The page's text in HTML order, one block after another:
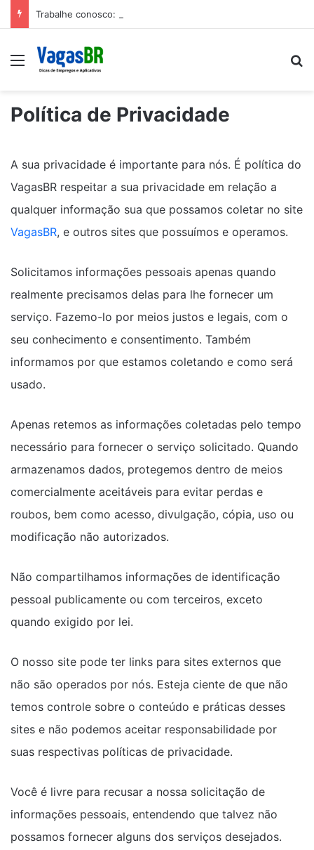
Trabalhe conosco: Vagas abertas na Petrobras
Menu
Política de Privacidade
A sua privacidade é importante para nós. É política do
VagasBR respeitar a sua privacidade em relação a
qualquer informação sua que possamos coletar no site
VagasBR, e outros sites que possuímos e operamos.
Solicitamos informações pessoais apenas quando
realmente precisamos delas para lhe fornecer um
serviço. Fazemo-lo por meios justos e legais, com o
seu conhecimento e consentimento. Também
informamos por que estamos coletando e como será
usado.
Apenas retemos as informações coletadas pelo tempo
necessário para fornecer o serviço solicitado. Quando
armazenamos dados, protegemos dentro de meios
comercialmente aceitáveis ​​para evitar perdas e
roubos, bem como acesso, divulgação, cópia, uso ou
modificação não autorizados.
Não compartilhamos informações de identificação
pessoal publicamente ou com terceiros, exceto
quando exigido por lei.
O nosso site pode ter links para sites externos que
não são operados por nós. Esteja ciente de que não
temos controle sobre o conteúdo e práticas desses
sites e não podemos aceitar responsabilidade por
suas respectivas políticas de privacidade.
Você é livre para recusar a nossa solicitação de
informações pessoais, entendendo que talvez não
possamos fornecer alguns dos serviços desejados.